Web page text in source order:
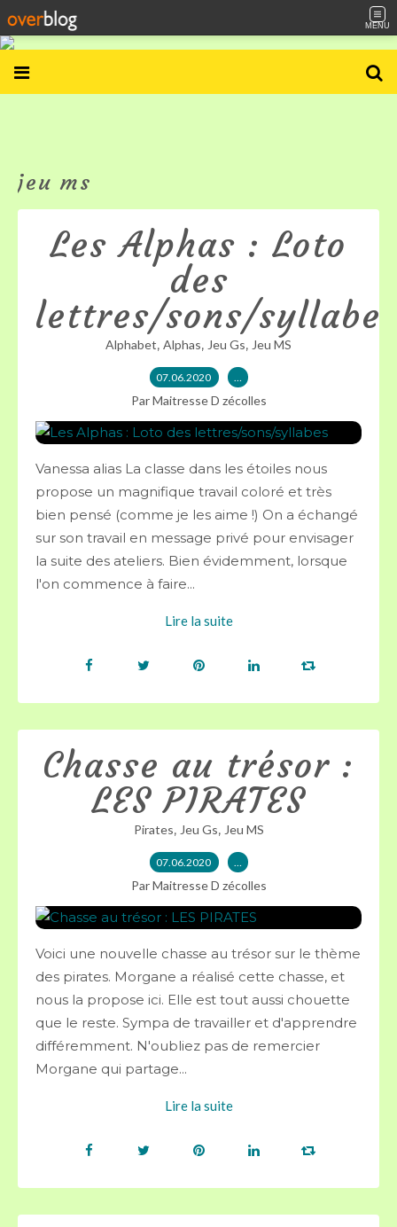
MENU
jeu ms
Les Alphas : Loto
des
lettres/sons/
Alphabet, Alphas, Jeu Gs, Jeu MS
07.06.2020 …
Par Maitresse D zécolles
Vanessa alias La classe dans les étoiles nous
propose un magnifique travail coloré et très
bien pensé (comme je les aime !) On a échangé
sur son travail en message privé pour envisager
la suite des ateliers. Bien évidemment, lorsque
l'on commence à faire...
Lire la suite
Chasse au trésor :
LES PIRATES
Pirates, Jeu Gs, Jeu MS
07.06.2020 …
Par Maitresse D zécolles
Voici une nouvelle chasse au trésor sur le thème
des pirates. Morgane a réalisé cette chasse, et
nous la propose ici. Elle est tout aussi chouette
que le reste. Sympa de travailler et d'apprendre
différemment. N'oubliez pas de remercier
Morgane qui partage...
Lire la suite